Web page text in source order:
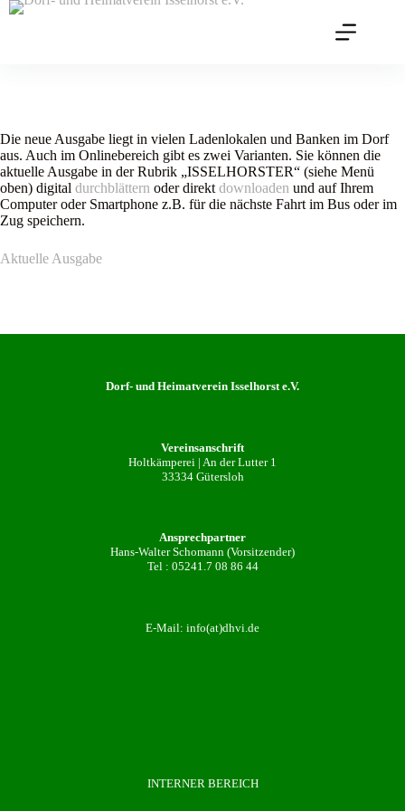
Zum
Die neue Ausgabe liegt in vielen Ladenlokalen und Banken im Dorf
aus. Auch im Onlinebereich gibt es zwei Varianten. Sie können die
aktuelle Ausgabe in der Rubrik „ISSELHORSTER“ (siehe Menü
oben) digital durchblättern oder direkt downloaden und auf Ihrem
Computer oder Smartphone z.B. für die nächste Fahrt im Bus oder im
Zug speichern.
Aktuelle Ausgabe
Dorf- und Heimatverein Isselhorst e.V.
Vereinsanschrift
Holtkämperei | An der Lutter 1
33334 Gütersloh
Ansprechpartner
Hans-Walter Schomann (Vorsitzender)
Tel : 05241.7 08 86 44
E-Mail: info(at)dhvi.de
INTERNER BEREICH